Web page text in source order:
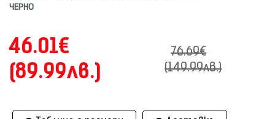
ЧЕРНО
46.01€
(89.99лв.)
76.69€
(149.99лв.)